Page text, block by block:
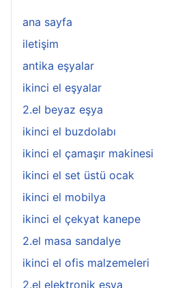
ana sayfa
iletişim
antika eşyalar
ikinci el eşyalar
2.el beyaz eşya
ikinci el buzdolabı
ikinci el çamaşır makinesi
ikinci el set üstü ocak
ikinci el mobilya
ikinci el çekyat kanepe
2.el masa sandalye
ikinci el ofis malzemeleri
2.el elektronik eşya